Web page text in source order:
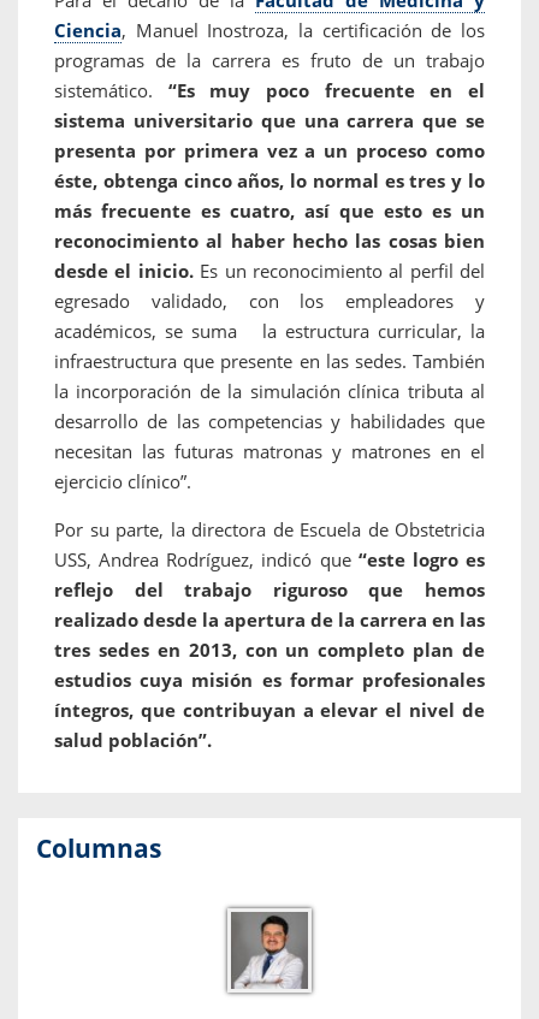
Ciencia, Manuel Inostroza, la certificación de los
programas de la carrera es fruto de un trabajo
sistemático. “Es muy poco frecuente en el
sistema universitario que una carrera que se
presenta por primera vez a un proceso como
éste, obtenga cinco años, lo normal es tres y lo
más frecuente es cuatro, así que esto es un
reconocimiento al haber hecho las cosas bien
desde el inicio.Es un reconocimiento al perfil del
egresado validado, con los empleadores y
académicos, se suma la estructura curricular, la
infraestructura que presente en las sedes. También
la incorporación de la simulación clínica tributa al
desarrollo de las competencias y habilidades que
necesitan las futuras matronas y matrones en el
ejercicio clínico”.
Por su parte, la directora de Escuela de Obstetricia
USS, Andrea Rodríguez, indicó que “este logro es
reflejo del trabajo riguroso que hemos
realizado desde la apertura de la carrera en las
tres sedes en 2013, con un completo plan de
estudios cuya misión es formar profesionales
íntegros, que contribuyan a elevar el nivel de
salud población”.
Columnas